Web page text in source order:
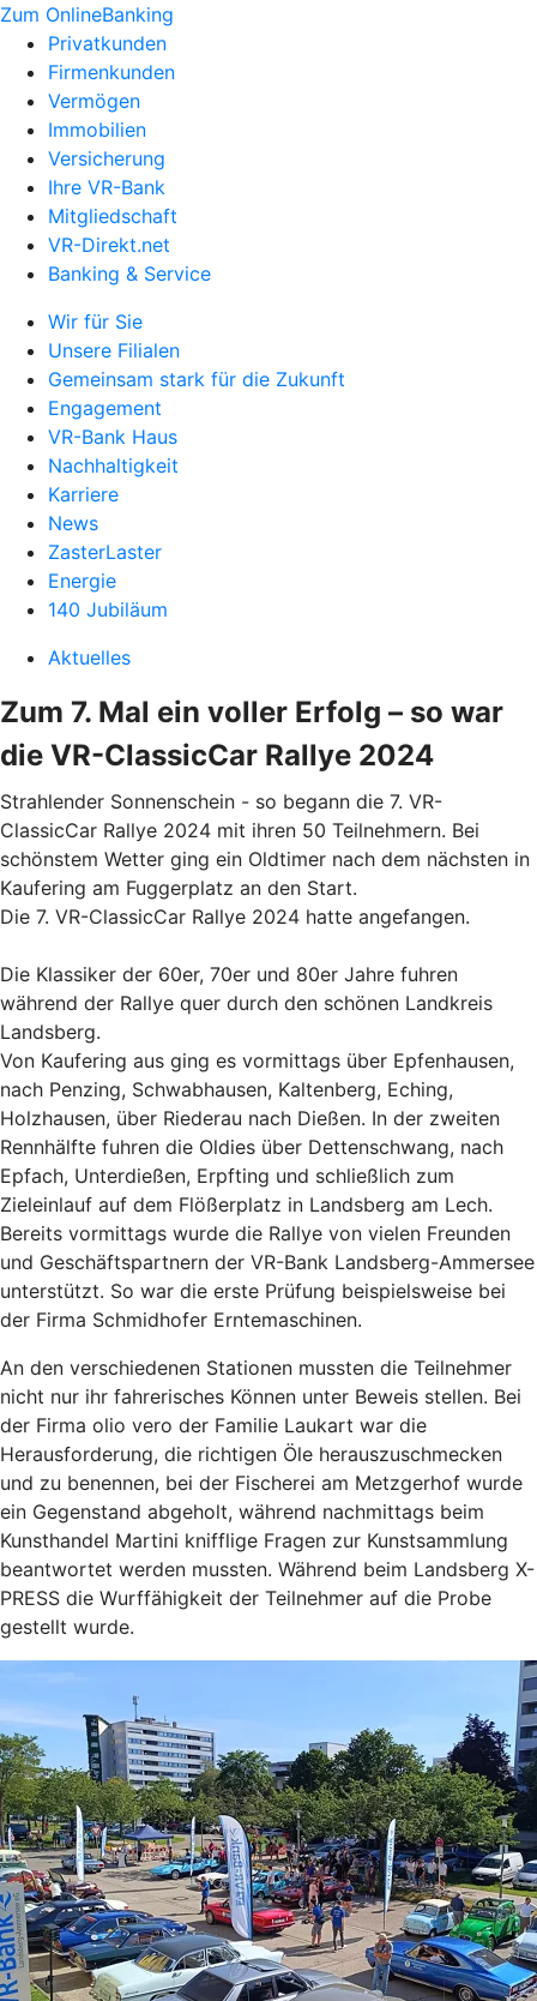
Zum OnlineBanking
Privatkunden
Firmenkunden
Vermögen
Immobilien
Versicherung
Ihre VR-Bank
Mitgliedschaft
VR-Direkt.net
Banking & Service
Wir für Sie
Unsere Filialen
Gemeinsam stark für die Zukunft
Engagement
VR-Bank Haus
Nachhaltigkeit
Karriere
News
ZasterLaster
Energie
140 Jubiläum
Aktuelles
Zum 7. Mal ein voller Erfolg – so war
die VR-ClassicCar Rallye 2024
Strahlender Sonnenschein - so begann die 7. VR-
ClassicCar Rallye 2024 mit ihren 50 Teilnehmern. Bei
schönstem Wetter ging ein Oldtimer nach dem nächsten in
Kaufering am Fuggerplatz an den Start.
Die 7. VR-ClassicCar Rallye 2024 hatte angefangen.
Die Klassiker der 60er, 70er und 80er Jahre fuhren
während der Rallye quer durch den schönen Landkreis
Landsberg.
Von Kaufering aus ging es vormittags über Epfenhausen,
nach Penzing, Schwabhausen, Kaltenberg, Eching,
Holzhausen, über Riederau nach Dießen. In der zweiten
Rennhälfte fuhren die Oldies über Dettenschwang, nach
Epfach, Unterdießen, Erpfting und schließlich zum
Zieleinlauf auf dem Flößerplatz in Landsberg am Lech.
Bereits vormittags wurde die Rallye von vielen Freunden
und Geschäftspartnern der VR-Bank Landsberg-Ammersee
unterstützt. So war die erste Prüfung beispielsweise bei
der Firma Schmidhofer Erntemaschinen.
An den verschiedenen Stationen mussten die Teilnehmer
nicht nur ihr fahrerisches Können unter Beweis stellen. Bei
der Firma olio vero der Familie Laukart war die
Herausforderung, die richtigen Öle herauszuschmecken
und zu benennen, bei der Fischerei am Metzgerhof wurde
ein Gegenstand abgeholt, während nachmittags beim
Kunsthandel Martini knifflige Fragen zur Kunstsammlung
beantwortet werden mussten. Während beim Landsberg X-
PRESS die Wurffähigkeit der Teilnehmer auf die Probe
gestellt wurde.